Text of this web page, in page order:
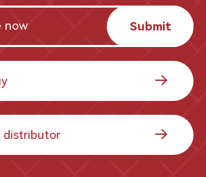
Submit
distributor